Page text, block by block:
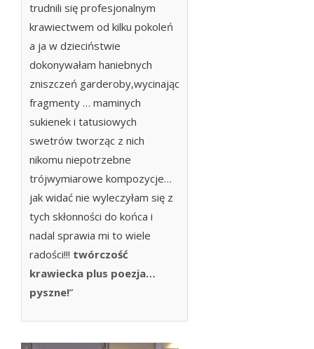
trudnili się profesjonalnym
krawiectwem od kilku pokoleń
a ja w dzieciństwie
dokonywałam haniebnych
zniszczeń garderoby,wycinając
fragmenty … maminych
sukienek i tatusiowych
swetrów tworząc z nich
nikomu niepotrzebne
trójwymiarowe kompozycje…
jak widać nie wyleczyłam się z
tych skłonności do końca i
nadal sprawia mi to wiele
radości!!! twórczość
krawiecka plus poezja…
pyszne!”